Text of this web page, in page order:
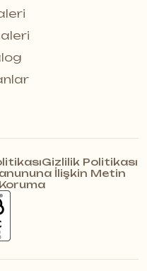
Gizlilik Politikası
İlişkin Metin